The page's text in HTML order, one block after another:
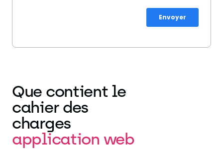
Que contient le
cahier des
charges
application web